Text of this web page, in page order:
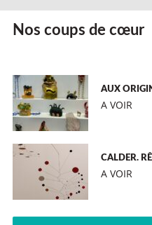
Nos coups de cœur
AUX
A VOIR
CALDER.
A VOIR